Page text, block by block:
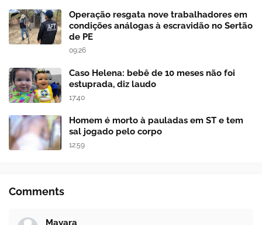
Operação resgata nove trabalhadores em
condições análogas à escravidão no Sertão
de PE
09:26
Caso Helena: bebê de 10 meses não foi
estuprada, diz laudo
17:40
Homem é morto à pauladas em ST e tem
sal jogado pelo corpo
12:59
Comments
Mayara